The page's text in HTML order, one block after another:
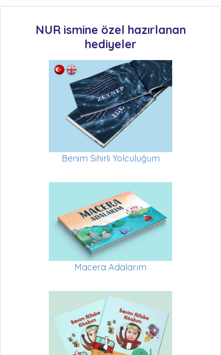
NUR ismine özel hazırlanan
hediyeler
Benim Sihirli Yolculuğum
Macera Adalarım